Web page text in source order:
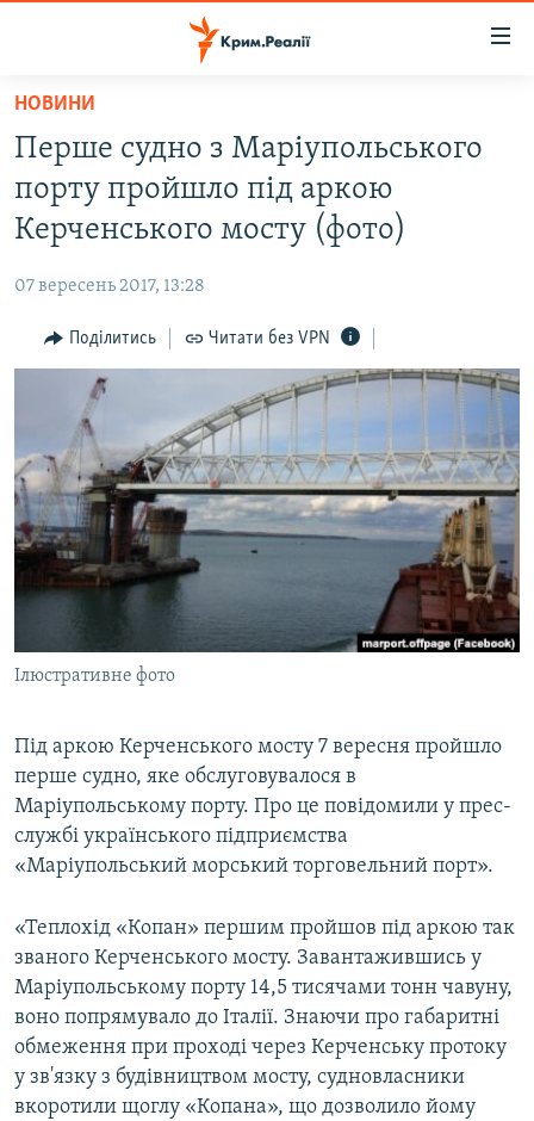
Перейти
основного
матеріалу
Перейти
до
основної
навігації
Перейти
до
ВОДА.КРИМ
ВІДЕО ТА ФОТО
БЛОГИ
ПОГЛЯД
ІНТЕРВ'Ю
ВСЕ ЗА ДЕНЬ
СПЕЦПРОЕКТИ
ДЕПОРТАЦІЯ
ВІДЕОУРОКИ «ELIFBE»
СВІДЧЕННЯ ОКУПАЦІЇ
УКРАЇНСЬКА ПРОБЛЕМА КРИМУ
ІНФОГРАФІКА
ЯК ОБІЙТИ БЛОКУВАННЯ
Русский
ДОЛУЧАЙСЯ!
Усі сайти RFE/RL
НОВИНИ
Перше судно з Маріупольського
порту пройшло під аркою
Керченського мосту (фото)
07 вересень 2017, 13:28
Поділитись Читати без VPN
Ілюстративне фото
Під аркою Керченського мосту 7 вересня пройшло
перше судно, яке обслуговувалося в
Маріупольському порту. Про це повідомили у прес-
службі українського підприємства
«Маріупольський морський торговельний порт».
«Теплохід «Копан» першим пройшов під аркою так
званого Керченського мосту. Завантажившись у
Маріупольському порту 14,5 тисячами тонн чавуну,
воно попрямувало до Італії. Знаючи про габаритні
обмеження при проході через Керченську протоку
у зв'язку з будівництвом мосту, судновласники
вкоротили щоглу «Копана», що дозволило йому